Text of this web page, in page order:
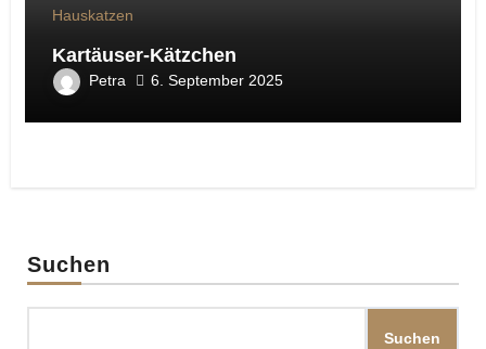
Hauskatzen
Kartäuser-Kätzchen
Petra 6. September 2025
Suchen
Suchen